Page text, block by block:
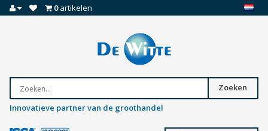
0artikelen
Zoeken
Innovatieve partner van de groothandel